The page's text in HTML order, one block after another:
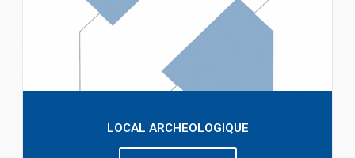
LOCAL ARCHEOLOGIQUE